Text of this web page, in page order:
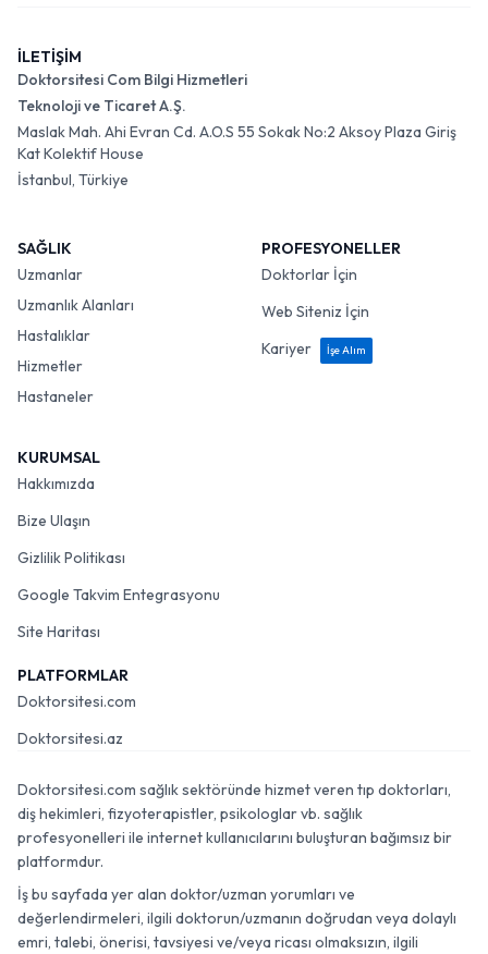
İLETİŞİM
Doktorsitesi Com Bilgi Hizmetleri
Teknoloji ve Ticaret A.Ş.
Maslak Mah. Ahi Evran Cd. A.O.S 55 Sokak No:2 Aksoy Plaza Giriş
Kat Kolektif House
İstanbul, Türkiye
SAĞLIK
Uzmanlar
Uzmanlık Alanları
Hastalıklar
Hizmetler
Hastaneler
PROFESYONELLER
Doktorlar İçin
Web Siteniz İçin
Kariyer
İşe Alım
KURUMSAL
Hakkımızda
Bize Ulaşın
Gizlilik Politikası
Google Takvim Entegrasyonu
Site Haritası
PLATFORMLAR
Doktorsitesi.com
Doktorsitesi.az
Doktorsitesi.com sağlık sektöründe hizmet veren tıp doktorları,
diş hekimleri, fizyoterapistler, psikologlar vb. sağlık
profesyonelleri ile internet kullanıcılarını buluşturan bağımsız bir
platformdur.
İş bu sayfada yer alan doktor/uzman yorumları ve
değerlendirmeleri, ilgili doktorun/uzmanın doğrudan veya dolaylı
emri, talebi, önerisi, tavsiyesi ve/veya ricası olmaksızın, ilgili